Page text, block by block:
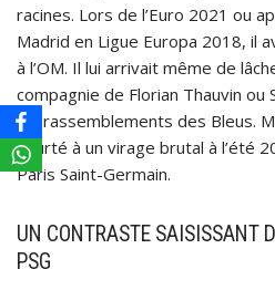
racines. Lors de l’Euro 2021 ou
Madrid en Ligue Europa 2018, il
à l’OM. Il lui arrivait même de
compagnie de Florian Thauvin
les rassemblements des Bleus.
heurté à un virage brutal à l’été
Paris Saint-Germain.
UN CONTRASTE SAISISSANT
PSG